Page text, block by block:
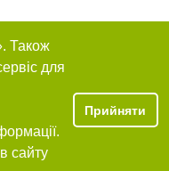
Також
для
сайту
Прийняти